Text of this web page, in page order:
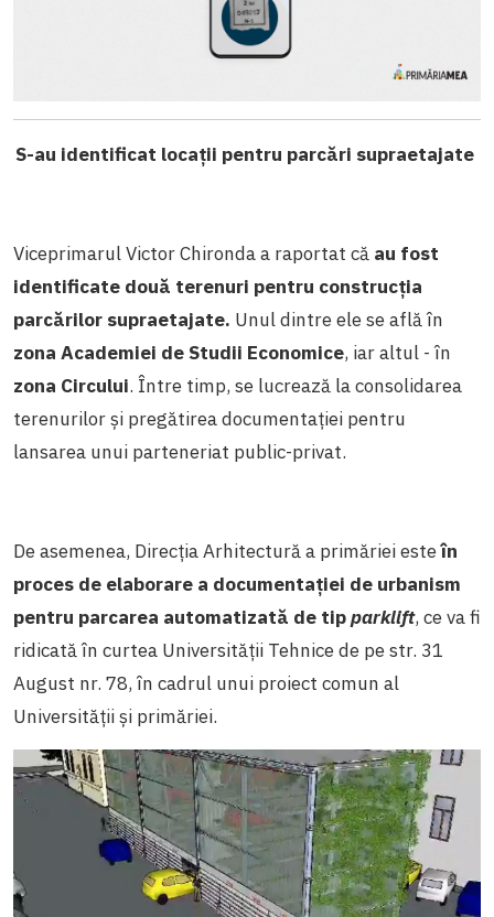
S-au identificat locații pentru parcări supraetajate
Viceprimarul Victor Chironda a raportat că au fost
identificate două terenuri pentru construcția
parcărilor supraetajate. Unul dintre ele se află în
zona Academiei de Studii Economice, iar altul - în
zona Circului. Între timp, se lucrează la consolidarea
terenurilor și pregătirea documentației pentru
lansarea unui parteneriat public-privat.
De asemenea, Direcția Arhitectură a primăriei esteîn
proces de elaborare a documentației de urbanism
pentru parcarea automatizată de tipparklift, ce va fi
ridicată în curtea Universității Tehnice de pe str. 31
August nr. 78, în cadrul unui proiect comun al
Universității și primăriei.